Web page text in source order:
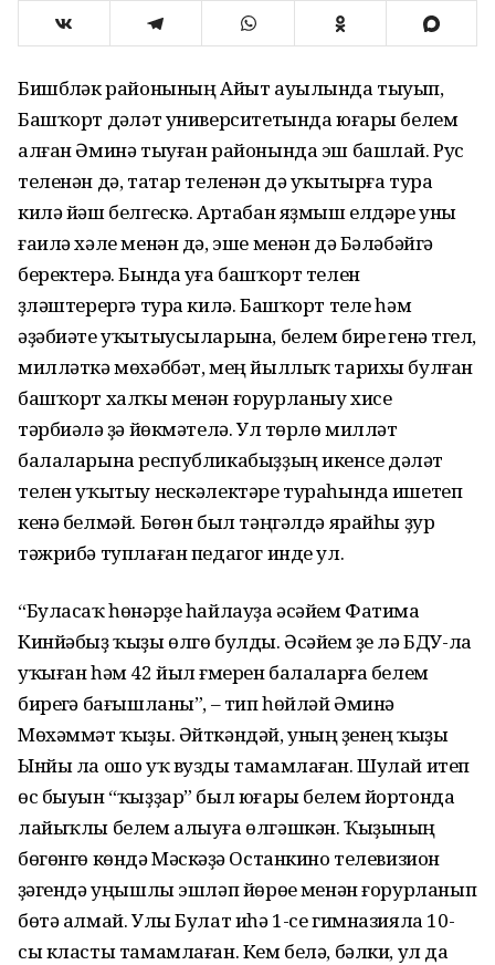
Бишбүләк районының Айыт ауылында тыуып,
Башҡорт дәүләт университетында юғары белем
алған Әминә тыуған районында эш башлай. Рус
теленән дә, татар теленән дә уҡытырға тура
килә йәш белгескә. Артабан яҙмыш елдәре уны
ғаилә хәле менән дә, эше менән дә Бәләбәйгә
беректерә. Бында уға башҡорт телен
үҙләштерергә тура килә. Башҡорт теле һәм
әҙәбиәте уҡытыусыларына, белем биреү генә түгел,
милләткә мөхәббәт, мең йыллыҡ тарихы булған
башҡорт халҡы менән ғорурланыу хисе
тәрбиәләү ҙә йөкмәтелә. Ул төрлө милләт
балаларына республикабыҙҙың икенсе дәүләт
телен уҡытыу нескәлектәре тураһында ишетеп
кенә белмәй. Бөгөн был тәңгәлдә ярайһы ҙур
тәжрибә туплаған педагог инде ул.
“Буласаҡ һөнәрҙе һайлауҙа әсәйем Фатима
Кинйәбыҙ ҡыҙы өлгө булды. Әсәйем үҙе лә БДУ-ла
уҡыған һәм 42 йыл ғүмерен балаларға белем
биреүгә бағышланы”, – тип һөйләй Әминә
Мөхәммәт ҡыҙы. Әйткәндәй, уның үҙенең ҡыҙы
Ынйы ла ошо уҡ вузды тамамлаған. Шулай итеп
өс быуын “ҡыҙҙар” был юғары белем йортонда
лайыҡлы белем алыуға өлгәшкән. Ҡыҙының
бөгөнгө көндә Мәскәүҙә Останкино телевизион
үҙәгендә уңышлы эшләп йөрөүе менән ғорурланып
бөтә алмай. Улы Булат иһә 1-се гимназияла 10-
сы класты тамамлаған. Кем белә, бәлки, ул да